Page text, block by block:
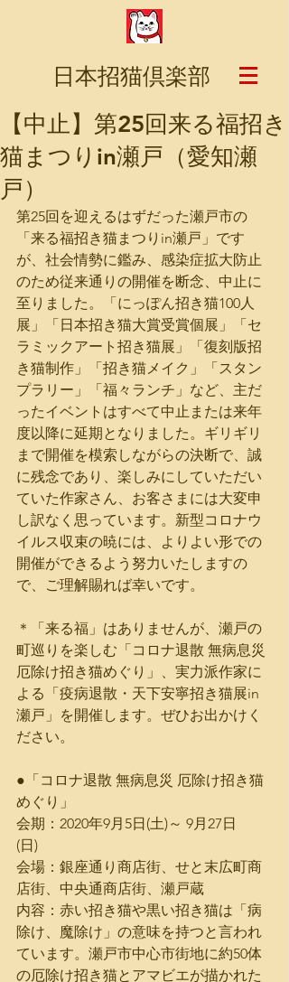
日本招猫倶楽部
【中止】第25回来る福招き
猫まつりin瀬戸（愛知瀬
戸）
第25回を迎えるはずだった瀬戸市の
「来る福招き猫まつりin瀬戸」です
が、社会情勢に鑑み、感染症拡大防止
のため従来通りの開催を断念、中止に
至りました。「にっぽん招き猫100人
展」「日本招き猫大賞受賞個展」「セ
ラミックアート招き猫展」「復刻版招
き猫制作」「招き猫メイク」「スタン
プラリー」「福々ランチ」など、主だ
ったイベントはすべて中止または来年
度以降に延期となりました。ギリギリ
まで開催を模索しながらの決断で、誠
に残念であり、楽しみにしていただい
ていた作家さん、お客さまには大変申
し訳なく思っています。新型コロナウ
イルス収束の暁には、よりよい形での
開催ができるよう努力いたしますの
で、ご理解賜れば幸いです。
＊「来る福」はありませんが、瀬戸の
町巡りを楽しむ「コロナ退散 無病息災
厄除け招き猫めぐり」、実力派作家に
よる「疫病退散・天下安寧招き猫展in
瀬戸」を開催します。ぜひお出かけく
ださい。
●「コロナ退散 無病息災 厄除け招き猫
めぐり」
会期：2020年9月5日(土)～ 9月27日
(日)
会場：銀座通り商店街、せと末広町商
店街、中央通商店街、瀬戸蔵
内容：赤い招き猫や黒い招き猫は「病
除け、魔除け」の意味を持つと言われ
ています。瀬戸市中心市街地に約50体
の厄除け招き猫とアマビエが描かれた